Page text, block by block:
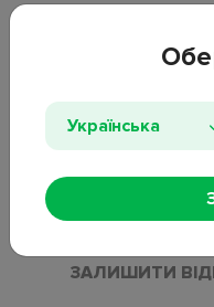
використовується разом
контролю стану води у
• Тип товару: тестові
• Матеріал: пластик;
• Комплектація: контейнер
• Призначення: для
• Артикул виробника:
ЗАЛИШИТИ
Українська